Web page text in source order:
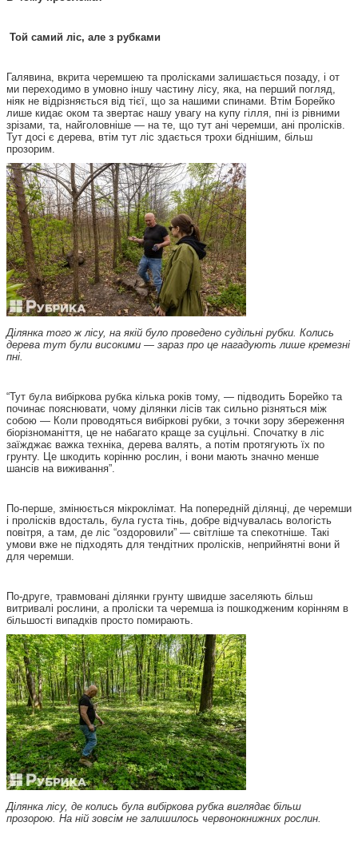
Той самий ліс, але з рубками
Галявина, вкрита черемшею та пролісками залишається позаду, і от
ми переходимо в умовно іншу частину лісу, яка, на перший погляд,
ніяк не відрізняється від тієї, що за нашими спинами. Втім Борейко
лише кидає оком та звертає нашу увагу на купу гілля, пні із рівними
зрізами, та, найголовніше — на те, що тут ані черемши, ані пролісків.
Тут досі є дерева, втім тут ліс здається трохи біднішим, більш
прозорим.
Ділянка того ж лісу, на якій було проведено судільні рубки. Колись
дерева тут були високими — зараз про це нагадують лише кремезні
пні.
“Тут була вибіркова рубка кілька років тому, — підводить Борейко та
починає пояснювати, чому ділянки лісів так сильно різняться між
собою — Коли проводяться вибіркові рубки, з точки зору збереження
біорізноманіття, це не набагато краще за суцільні. Спочатку в ліс
заїжджає важка техніка, дерева валять, а потім протягують їх по
грунту. Це шкодить корінню рослин, і вони мають значно менше
шансів на виживання”.
По-перше, змінюється мікроклімат. На попередній ділянці, де черемши
і пролісків вдосталь, була густа тінь, добре відчувалась вологість
повітря, а там, де ліс “оздоровили” — світліше та спекотніше. Такі
умови вже не підходять для тендітних пролісків, неприйнятні вони й
для черемши.
По-друге, травмовані ділянки грунту швидше заселяють більш
витривалі рослини, а проліски та черемша із пошкодженим корінням в
більшості випадків просто помирають.
Ділянка лісу, де колись була вибіркова рубка виглядає більш
прозорою. На ній зовсім не залишилось червонокнижних рослин.